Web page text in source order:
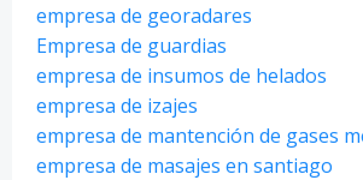
empresa de georadares
Empresa de guardias
empresa de insumos de helados
empresa de izajes
empresa de mantención de gases
empresa de masajes en santiago